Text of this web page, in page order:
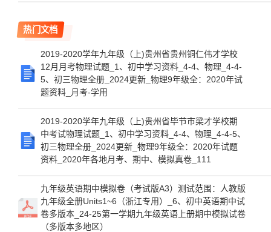
热门文档
2019-2020学年九年级（上)贵州省贵州铜仁伟才学校
12月月考物理试题_1、初中学习资料_4-4、物理_4-4-
5、初三物理全册_2024更新_物理9年级全：2020年试
题资料_月考-学用
2019-2020学年九年级（上)贵州省毕节市梁才学校期
中考试物理试题_1、初中学习资料_4-4、物理_4-4-5、
初三物理全册_2024更新_物理9年级全：2020年试题
资料_2020年各地月考、期中、模拟真卷_111
九年级英语期中模拟卷（考试版A3）测试范围：人教版
九年级全册Units1~6（浙江专用）_6、初中英语期中试
卷多版本_24-25第一学期九年级英语上册期中模拟试卷
（多版本多地区）